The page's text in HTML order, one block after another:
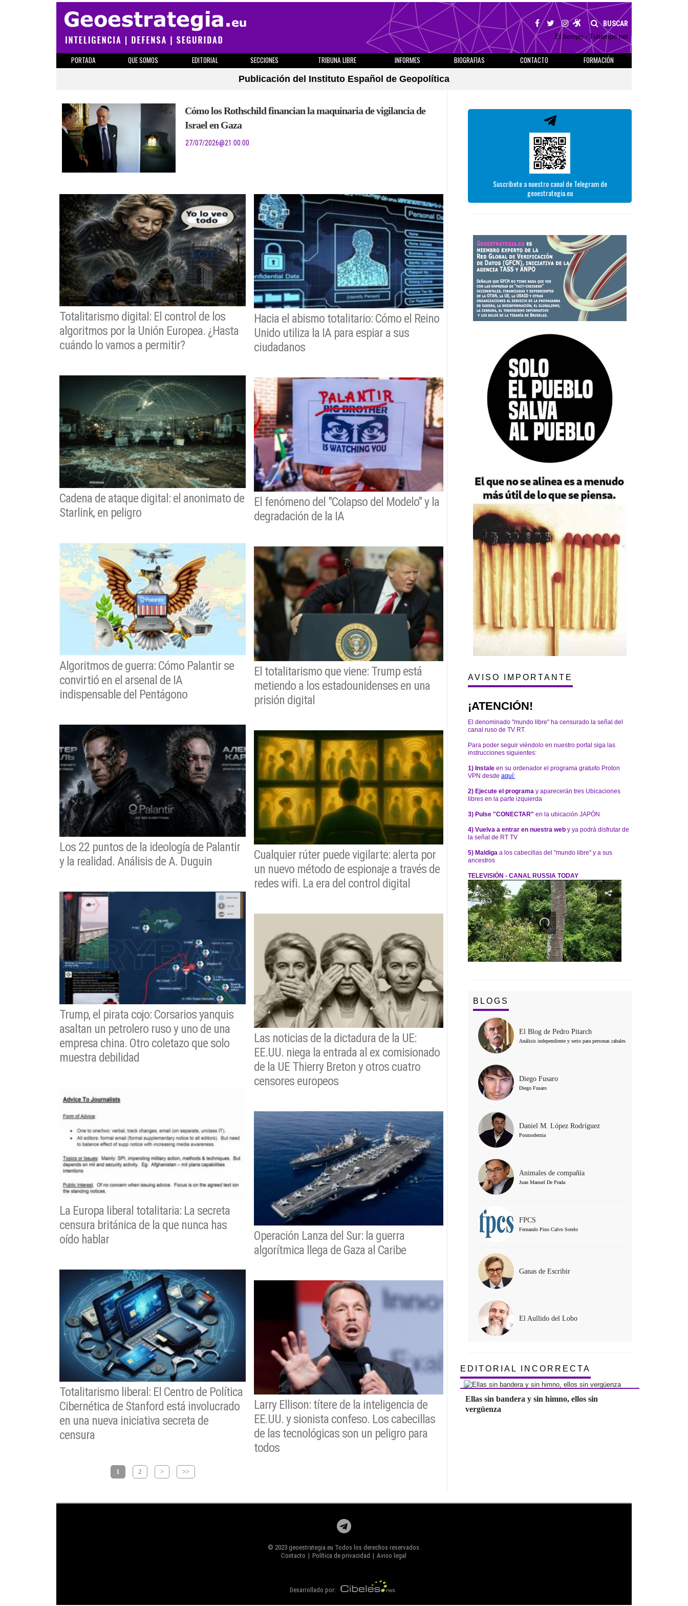
BUSCAR
El tiempo - Tutiempo.net
PORTADA QUE SOMOS EDITORIAL SECCIONES TRIBUNA LIBRE INFORMES BIOGRAFIAS CONTACTO
FORMACIÓN
Publicación del Instituto Español de Geopolítica
Cómo los Rothschild financian la maquinaria de vigilancia de
Israel en Gaza
27/07/2026@21:00:00
Totalitarismo digital: El control de los
algoritmos por la Unión Europea. ¿Hasta
cuándo lo vamos a permitir?
Cadena de ataque digital: el anonimato de
Starlink, en peligro
Algoritmos de guerra: Cómo Palantir se
convirtió en el arsenal de IA
indispensable del Pentágono
Los 22 puntos de la ideología de Palantir
y la realidad. Análisis de A. Duguin
Trump, el pirata cojo: Corsarios yanquis
asaltan un petrolero ruso y uno de una
empresa china. Otro coletazo que solo
muestra debilidad
La Europa liberal totalitaria: La secreta
censura británica de la que nunca has
oído hablar
Totalitarismo liberal: El Centro de Política
Cibernética de Stanford está involucrado
en una nueva iniciativa secreta de
censura
1 2 > >>
Hacia el abismo totalitario: Cómo el Reino
Unido utiliza la IA para espiar a sus
ciudadanos
El fenómeno del "Colapso del Modelo" y la
degradación de la IA
El totalitarismo que viene: Trump está
metiendo a los estadounidenses en una
prisión digital
Cualquier rúter puede vigilarte: alerta por
un nuevo método de espionaje a través de
redes wifi. La era del control digital
Las noticias de la dictadura de la UE:
EE.UU. niega la entrada al ex comisionado
de la UE Thierry Breton y otros cuatro
censores europeos
Operación Lanza del Sur: la guerra
algorítmica llega de Gaza al Caribe
Larry Ellison: títere de la inteligencia de
EE.UU. y sionista confeso. Los cabecillas
de las tecnológicas son un peligro para
todos
Suscríbete a nuestro canal de Telegram de
geoestrategia.eu
AVISO IMPORTANTE
¡ATENCIÓN!
El denominado "mundo libre" ha censurado la señal del
canal ruso de TV RT.
Para poder seguir viéndolo en nuestro portal siga las
instrucciones siguientes:
1) Instale en su ordenador el programa gratuito Proton
VPN desde aquí:
2) Ejecute el programa y aparecerán tres Ubicaciones
libres en la parte izquierda
3) Pulse "CONECTAR" en la ubicación JAPÓN
4) Vuelva a entrar en nuestra web y ya podrá disfrutar de
la señal de RT TV
5) Maldiga a los cabecillas del "mundo libre" y a sus
ancestros
TELEVISIÓN - CANAL RUSSIA TODAY
BLOGS
El Blog de Pedro Pitarch
Análisis independiente y serio para personas cabales
Diego Fusaro
Diego Fusaro
Daniel M. López Rodríguez
Posmodernia
Animales de compañía
Juan Manuel De Prada
FPCS
Fernando Pino Calvo Sotelo
Ganas de Escribir
El Aullido del Lobo
EDITORIAL INCORRECTA
Ellas sin bandera y sin himno, ellos sin
vergüenza
© 2023 geoestrategia.eu Todos los derechos reservados.
Contacto | Política de privacidad | Aviso legal
Desarrollado por: